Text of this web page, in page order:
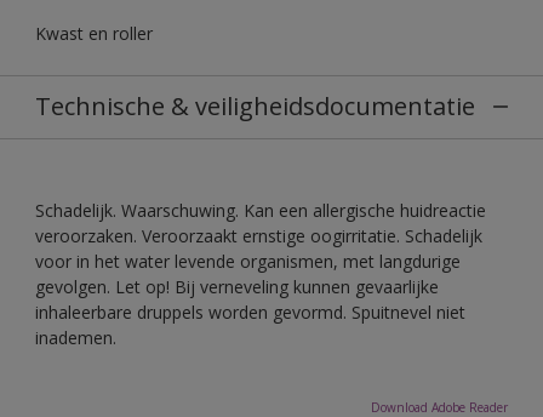
Kwast en roller
Technische & veiligheidsdocumentatie
Schadelijk. Waarschuwing. Kan een allergische huidreactie
veroorzaken. Veroorzaakt ernstige oogirritatie. Schadelijk
voor in het water levende organismen, met langdurige
gevolgen. Let op! Bij verneveling kunnen gevaarlijke
inhaleerbare druppels worden gevormd. Spuitnevel niet
inademen.
Download Adobe Reader